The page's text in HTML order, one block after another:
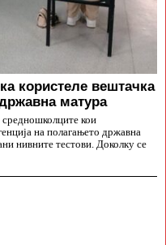
користеле вештачка
матура
средношколците кои
на полагањето државна
нивните тестови. Доколку се